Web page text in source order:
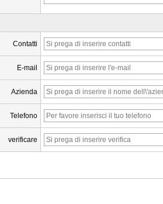
Contatti
E-mail
Azienda
Telefono
verificare